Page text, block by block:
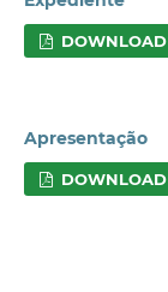
DOWNLOAD
Apresentação
DOWNLOAD